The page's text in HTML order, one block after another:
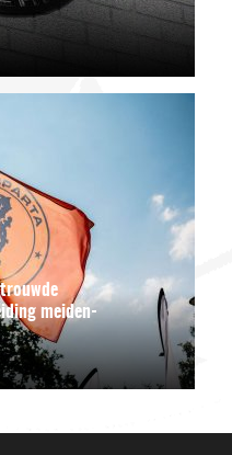
meiden-